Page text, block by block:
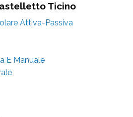
Ticino
Attiva-Passiva
E Manuale